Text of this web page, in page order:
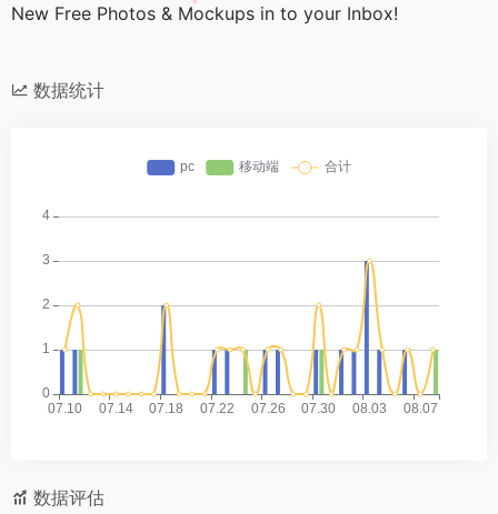
New Free Photos & Mockups in to your Inbox!
数据统计
数据评估